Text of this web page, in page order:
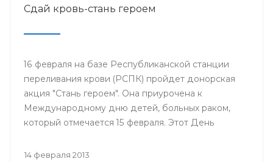
Сдай кровь-стань героем
16 февраля на базе Республиканской станции
переливания крови (РСПК) пройдет донорская
акция "Стань героем". Она приурочена к
Международному дню детей, больных раком,
который отмечается 15 февраля. Этот День
патронатом Международного общества детских
14 февраля 2013